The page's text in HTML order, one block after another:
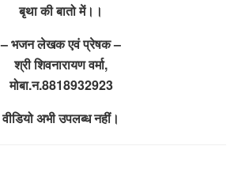
बृथा की बातो में।।
– भजन लेखक एवं प्रेषक –
श्री शिवनारायण वर्मा,
मोबा.न.8818932923
वीडियो अभी उपलब्ध नहीं।